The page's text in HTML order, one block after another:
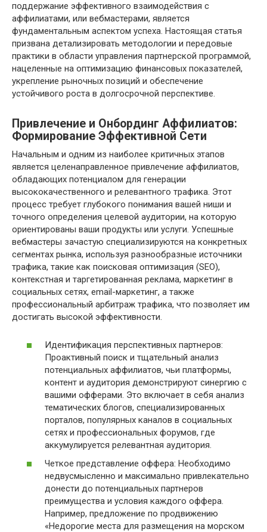
поддержание эффективного взаимодействия с
аффилиатами, или вебмастерами, является
фундаментальным аспектом успеха. Настоящая статья
призвана детализировать методологии и передовые
практики в области управления партнерской программой,
нацеленные на оптимизацию финансовых показателей,
укрепление рыночных позиций и обеспечение
устойчивого роста в долгосрочной перспективе.
Привлечение и Онбординг Аффилиатов:
Формирование Эффективной Сети
Начальным и одним из наиболее критичных этапов
является целенаправленное привлечение аффилиатов,
обладающих потенциалом для генерации
высококачественного и релевантного трафика. Этот
процесс требует глубокого понимания вашей ниши и
точного определения целевой аудитории, на которую
ориентированы ваши продукты или услуги. Успешные
вебмастеры зачастую специализируются на конкретных
сегментах рынка, используя разнообразные источники
трафика, такие как поисковая оптимизация (SEO),
контекстная и таргетированная реклама, маркетинг в
социальных сетях, email-маркетинг, а также
профессиональный арбитраж трафика, что позволяет им
достигать высокой эффективности.
Идентификация перспективных партнеров:
Проактивный поиск и тщательный анализ
потенциальных аффилиатов, чьи платформы,
контент и аудитория демонстрируют синергию с
вашими офферами. Это включает в себя анализ
тематических блогов, специализированных
порталов, популярных каналов в социальных
сетях и профессиональных форумов, где
аккумулируется релевантная аудитория.
Четкое представление оффера: Необходимо
недвусмысленно и максимально привлекательно
донести до потенциальных партнеров
преимущества и условия каждого оффера.
Например, предложение по продвижению
«Недорогие места для размещения на морском